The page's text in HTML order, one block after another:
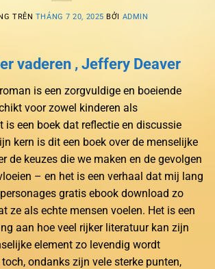
TRÊN THÁNG 7 20, 2025 BỞI ADMIN
vaderen , Jeffery Deaver
is een zorgvuldige en boeiende
voor zowel kinderen als
is een boek dat reflectie en discussie
kern is dit een boek over de menselijke
de keuzes die we maken en de gevolgen
– en het is een verhaal dat mij lang
gratis ebook download zo
ze als echte mensen voelen. Het is een
aan hoe veel rijker literatuur kan zijn
element zo levendig wordt
ondanks zijn vele sterke punten,